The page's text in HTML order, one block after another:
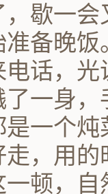
歇一会
备晚饭
电话，
一身
一个
走，用
一顿，